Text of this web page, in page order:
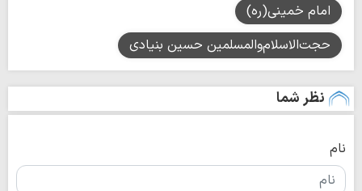
امام خمینی(ره)
حجت‌الاسلام‌والمسلمین حسین بنیادی
نظر شما
نام